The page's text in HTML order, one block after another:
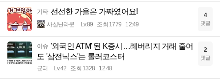
기타 선선한 가을은 가짜였어요!
사실난라쿤 Lv.89 조회 1779 12:49
4
댓글
이슈 '외국인 ATM' 된 K증시…레버리지 거래 줄어
도 '삼전닉스'는 롤러코스터
균터 Lv.42 조회 1328 12:48
2
댓글